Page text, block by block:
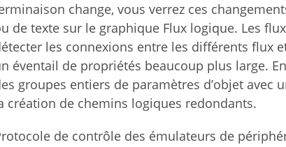
change, vous verrez ces
de texte sur le graphique Flux logique. Les
les connexions entre les différents flux
éventail de propriétés beaucoup plus large.
groupes entiers de paramètres d’objet
création de chemins logiques redondants.
de contrôle des émulateurs de